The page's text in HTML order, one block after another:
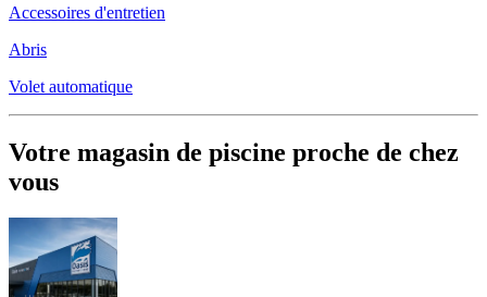
Accessoires d'entretien
Abris
Volet automatique
Votre magasin de piscine proche de chez
vous